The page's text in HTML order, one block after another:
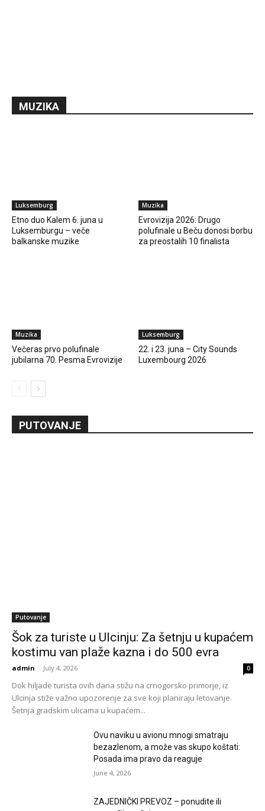
MUZIKA
Luksemburg
Etno duo Kalem 6. juna u
Luksemburgu – veče
balkanske muzike
Muzika
Evrovizija 2026: Drugo
polufinale u Beču donosi borbu
za preostalih 10 finalista
Muzika
Večeras prvo polufinale
jubilarna 70. Pesma Evrovizije
Luksemburg
22. i 23. juna – City Sounds
Luxembourg 2026
PUTOVANJE
Putovanje
Šok za turiste u Ulcinju: Za šetnju u kupaćem
kostimu van plaže kazna i do 500 evra
admin - July 4, 2026 0
Dok hiljade turista ovih dana stižu na crnogorsko primorje, iz
Ulcinja stiže važno upozorenje za sve koji planiraju letovanje.
Šetnja gradskim ulicama u kupaćem...
Ovu naviku u avionu mnogi smatraju
bezazlenom, a može vas skupo koštati:
Posada ima pravo da reaguje
June 4, 2026
ZAJEDNIČKI PREVOZ – ponudite ili